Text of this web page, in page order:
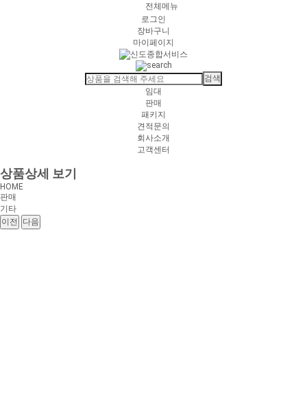
전체메뉴
로그인
장바구니
마이페이지
임대
판매
패키지
견적문의
회사소개
고객센터
상품상세 보기
HOME
판매
기타
이전
다음